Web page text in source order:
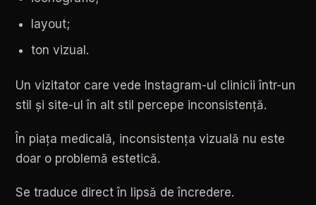
layout;
ton vizual.
Un vizitator care vede Instagram-ul clinicii într-un
stil și site-ul în alt stil percepe inconsistență.
În piața medicală, inconsistența vizuală nu este
doar o problemă estetică.
Se traduce direct în lipsă de încredere.